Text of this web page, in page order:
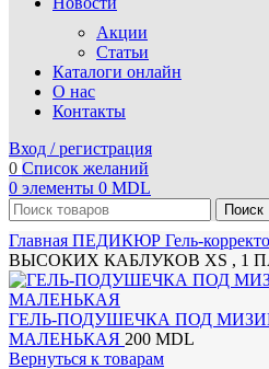
Акции
Статьи
Каталоги онлайн
О нас
Контакты
Вход / регистрация
0 Список желаний
0 элементы 0 MDL
Поиск
Главная ПЕДИКЮР Гель-
ВЫСОКИХ КАБЛУКОВ XS , 1
ГЕЛЬ-ПОДУШЕЧКА ПОД
МАЛЕНЬКАЯ 200 MDL
Вернуться к товарам